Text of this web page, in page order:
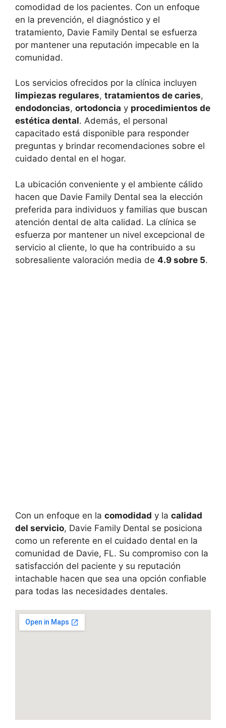
comodidad de los pacientes. Con un enfoque
en la prevención, el diagnóstico y el
tratamiento, Davie Family Dental se esfuerza
por mantener una reputación impecable en la
comunidad.
Los servicios ofrecidos por la clínica incluyen
limpiezas regulares, tratamientos de caries,
endodoncias, ortodoncia y procedimientos de
estética dental. Además, el personal
capacitado está disponible para responder
preguntas y brindar recomendaciones sobre el
cuidado dental en el hogar.
La ubicación conveniente y el ambiente cálido
hacen que Davie Family Dental sea la elección
preferida para individuos y familias que buscan
atención dental de alta calidad. La clínica se
esfuerza por mantener un nivel excepcional de
servicio al cliente, lo que ha contribuido a su
sobresaliente valoración media de 4.9 sobre 5.
Con un enfoque en la comodidad y la calidad
del servicio, Davie Family Dental se posiciona
como un referente en el cuidado dental en la
comunidad de Davie, FL. Su compromiso con la
satisfacción del paciente y su reputación
intachable hacen que sea una opción confiable
para todas las necesidades dentales.